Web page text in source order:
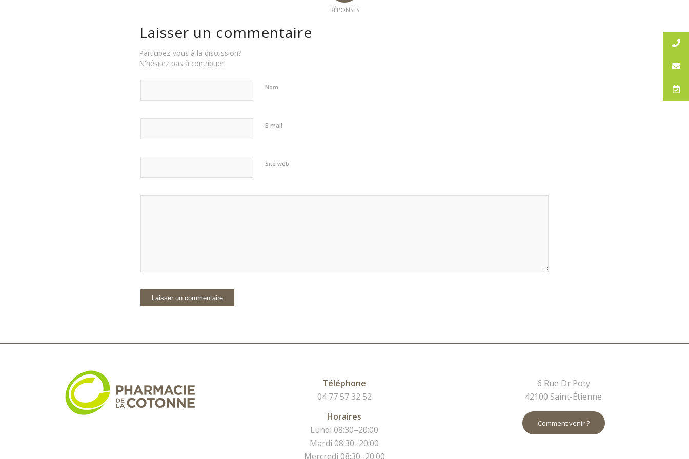
RÉPONSES
Laisser un commentaire
Participez-vous à la discussion?
N'hésitez pas à contribuer!
Nom
E-mail
Site web
Téléphone
04 77 57 32 52
Horaires
Lundi 08:30–20:00
Mardi 08:30–20:00
Mercredi 08:30–20:00
6 Rue Dr Poty
42100 Saint-Étienne
Comment venir ?